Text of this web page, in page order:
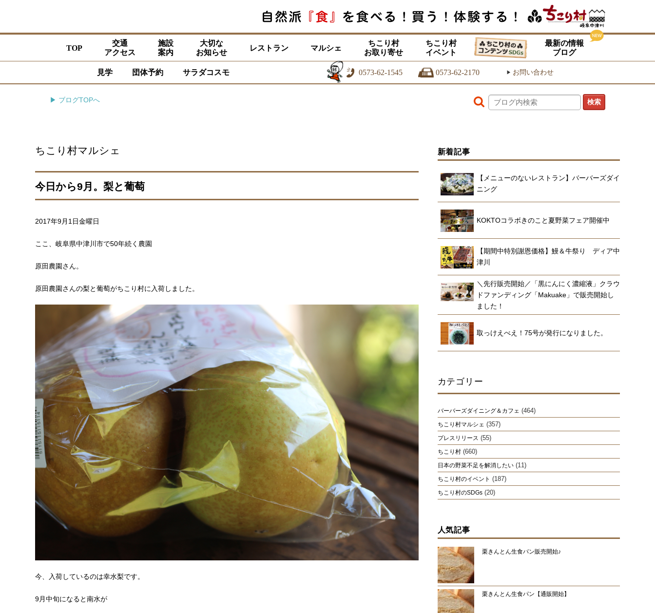
TOP
交通
アクセス
施設
案内
大切な
お知らせ
レストラン マルシェ
ちこり村
お取り寄せ
ちこり村
イベント
最新の情報
ブログ
見学 団体予約 サラダコスモ 0573-62-1545 0573-62-2170 ▶ お問い合わせ
▶ ブログTOPへ
ちこり村マルシェ
今日から9月。梨と葡萄
2017年9月1日金曜日
ここ、岐阜県中津川市で50年続く農園
原田農園さん。
原田農園さんの梨と葡萄がちこり村に入荷しました。
今、入荷しているのは幸水梨です。
9月中旬になると南水が
新着記事
【メニューのないレストラン】バーバーズダイ
ニング
KOKTOコラボきのこと夏野菜フェア開催中
【期間中特別謝恩価格】鰻＆牛祭り ディア中
津川
＼先行販売開始／「黒にんにく濃縮液」クラウ
ドファンディング「Makuake」で販売開始し
ました！
取っけえべえ！75号が発行になりました。
カテゴリー
バーバーズダイニング＆カフェ (464)
ちこり村マルシェ (357)
プレスリリース (55)
ちこり村(660)
日本の野菜不足を解消したい(11)
ちこり村のイベント (187)
ちこり村のSDGs(20)
人気記事
栗きんとん生食パン販売開始♪
栗きんとん生食パン【通販開始】